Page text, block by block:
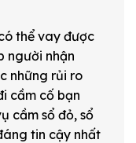
thể vay được
người nhận
những rủi ro
cầm cố bạn
cầm sổ đỏ, sổ
tin cậy nhất